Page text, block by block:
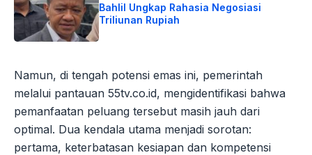
Bahlil Ungkap Rahasia Negosiasi
Triliunan Rupiah
Namun, di tengah potensi emas ini, pemerintah
melalui pantauan 55tv.co.id, mengidentifikasi bahwa
pemanfaatan peluang tersebut masih jauh dari
optimal. Dua kendala utama menjadi sorotan:
pertama, keterbatasan kesiapan dan kompetensi